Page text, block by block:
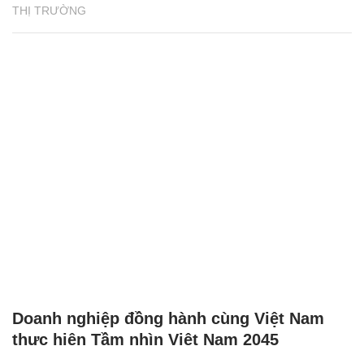
THỊ TRƯỜNG
Doanh nghiệp đồng hành cùng Việt Nam
thực hiện Tầm nhìn Việt Nam 2045